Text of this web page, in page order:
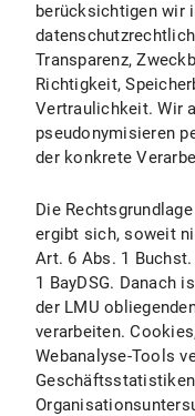
II.1.4
II.2
II.2.1
II.2.2
II.2.3
II.2.4
II.3
II.3.1
II.3.2
berücksichtigen wir
Transparenz,
Richtigkeit,
Vertraulichkeit. Wir
pseudonymisieren
der konkrete
Die
ergibt sich, soweit
Art. 6 Abs. 1 Buchst.
1 BayDSG. Danach
der LMU
verarbeiten.
Webanalyse-Tools